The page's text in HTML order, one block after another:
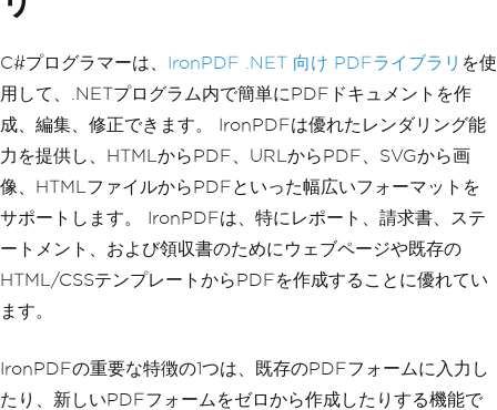
C#プログラマーは、 IronPDF .NET 向け PDFライブラリ を使
用して、.NETプログラム内で簡単にPDFドキュメントを作
成、編集、修正できます。 IronPDFは優れたレンダリング能
力を提供し、HTMLからPDF、URLからPDF、SVGから画
像、HTMLファイルからPDFといった幅広いフォーマットを
サポートします。 IronPDFは、特にレポート、請求書、ステ
ートメント、および領収書のためにウェブページや既存の
HTML/CSSテンプレートからPDFを作成することに優れてい
ます。
IronPDFの重要な特徴の1つは、既存のPDFフォームに入力し
たり、新しいPDFフォームをゼロから作成したりする機能で